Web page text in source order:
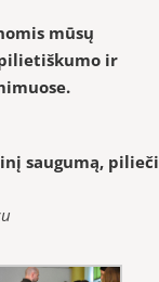
mūsų
ir
saugumą,